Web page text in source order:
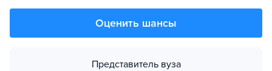
Оценить шансы
Представитель вуза